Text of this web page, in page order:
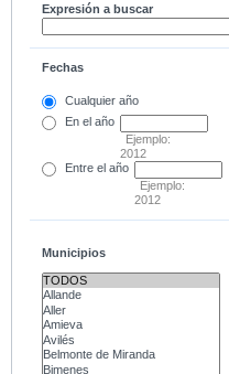
Expresión a buscar
Fechas
Cualquier año
En el año
Ejemplo:
2012
Entre el año
Ejemplo:
2012
Municipios